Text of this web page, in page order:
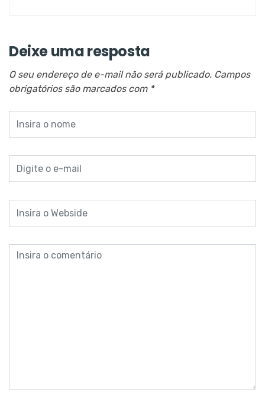
Deixe uma resposta
O seu endereço de e-mail não será publicado. Campos
obrigatórios são marcados com *